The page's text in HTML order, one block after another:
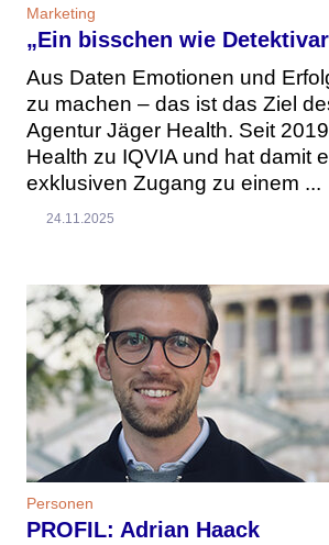
Marketing
„Ein bisschen wie
Aus Daten Emotionen und
zu machen – das ist das Ziel
Agentur Jäger Health. Seit
Health zu IQVIA und hat damit
exklusiven Zugang zu einem ...
24.11.2025
Personen
PROFIL: Adrian Haack